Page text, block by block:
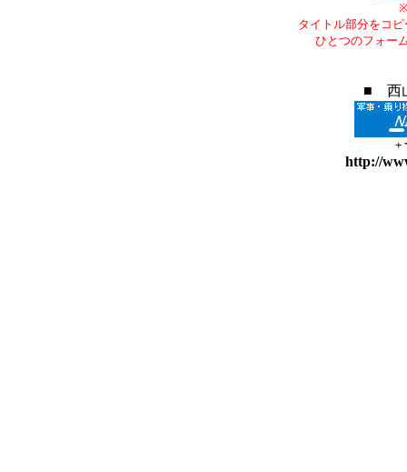
タイトル部分をコ
ひとつのフォー
■ 西
+
http://